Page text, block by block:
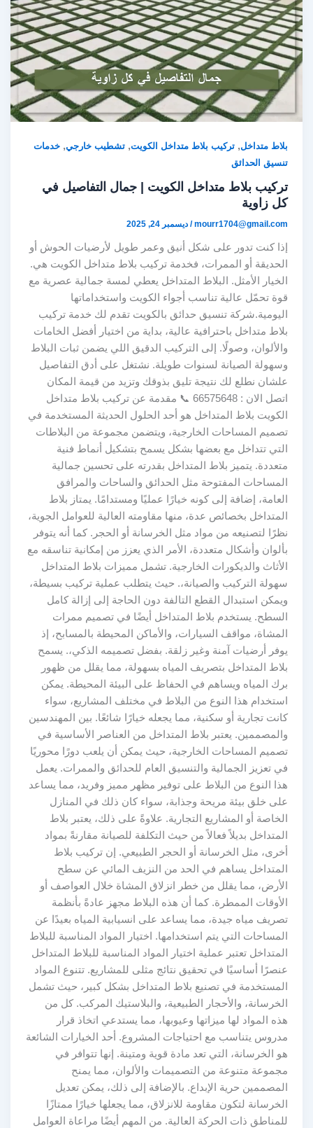
بلاط متداخل,تركيب بلاط متداخل الكويت,تشطيب خارجي,خدمات
تنسيق الحدائق
تركيب بلاط متداخل الكويت | جمال التفاصيل في
كل زاوية
mourr1704@gmail.com
/ديسمبر 24, 2025
إذا كنت تدور على شكل أنيق وعمر طويل لأرضيات الحوش أو
الحديقة أو الممرات، فخدمة تركيب بلاط متداخل الكويت هي.
الخيار الأمثل. البلاط المتداخل يعطي لمسة جمالية عصرية مع
قوة تحمّل عالية تناسب أجواء الكويت واستخداماتها
اليومية.شركة تنسيق حدائق بالكويت تقدم لك خدمة تركيب
بلاط متداخل باحترافية عالية، بداية من اختيار أفضل الخامات
والألوان، وصولًا. إلى التركيب الدقيق اللي يضمن ثبات البلاط
وسهولة الصيانة لسنوات طويلة. نشتغل على أدق التفاصيل
علشان نطلع لك نتيجة تليق بذوقك وتزيد من قيمة المكان
اتصل الان : 66575648 📞 مقدمة عن تركيب بلاط متداخل
الكويت بلاط المتداخل هو أحد الحلول الحديثة المستخدمة في
تصميم المساحات الخارجية، ويتضمن مجموعة من البلاطات
التي تتداخل مع بعضها بشكل يسمح بتشكيل أنماط فنية
متعددة. يتميز بلاط المتداخل بقدرته على تحسين جمالية
المساحات المفتوحة مثل الحدائق والساحات والمرافق
العامة، إضافة إلى كونه خيارًا عمليًا ومستدامًا. يمتاز بلاط
المتداخل بخصائص عدة، منها مقاومته العالية للعوامل الجوية،
نظرًا لتصنيعه من مواد مثل الخرسانة أو الحجر. كما أنه يتوفر
بألوان وأشكال متعددة، الأمر الذي يعزز من إمكانية تناسقه مع
الأثاث والديكورات الخارجية. تشمل مميزات بلاط المتداخل
سهولة التركيب والصيانة،. حيث يتطلب عملية تركيب بسيطة،
ويمكن استبدال القطع التالفة دون الحاجة إلى إزالة كامل
السطح. يستخدم بلاط المتداخل أيضًا في تصميم ممرات
المشاة، مواقف السيارات، والأماكن المحيطة بالمسابح، إذ
يوفر أرضيات آمنة وغير زلقة. بفضل تصميمه الذكي،. يسمح
بلاط المتداخل بتصريف المياه بسهولة، مما يقلل من ظهور
برك المياه ويساهم في الحفاظ على البيئة المحيطة. يمكن
استخدام هذا النوع من البلاط في مختلف المشاريع، سواء
كانت تجارية أو سكنية، مما يجعله خيارًا شائعًا. بين المهندسين
والمصممين. يعتبر بلاط المتداخل من العناصر الأساسية في
تصميم المساحات الخارجية، حيث يمكن أن يلعب دورًا محوريًا
في تعزيز الجمالية والتنسيق العام للحدائق والممرات. يعمل
هذا النوع من البلاط على توفير مظهر مميز وفريد، مما يساعد
على خلق بيئة مريحة وجذابة، سواء كان ذلك في المنازل
الخاصة أو المشاريع التجارية. علاوةً على ذلك، يعتبر بلاط
المتداخل بديلاً فعالاً من حيث التكلفة للصيانة مقارنةً بمواد
أخرى، مثل الخرسانة أو الحجر الطبيعي. إن تركيب بلاط
المتداخل يساهم في الحد من النزيف المائي عن سطح
الأرض، مما يقلل من خطر انزلاق المشاة خلال العواصف أو
الأوقات الممطرة. كما أن هذه البلاط مجهز عادةً بأنظمة
تصريف مياه جيدة، مما يساعد على انسيابية المياه بعيدًا عن
المساحات التي يتم استخدامها. اختيار المواد المناسبة للبلاط
المتداخل تعتبر عملية اختيار المواد المناسبة للبلاط المتداخل
عنصرًا أساسيًا في تحقيق نتائج مثلى للمشاريع. تتنوع المواد
المستخدمة في تصنيع بلاط المتداخل بشكل كبير، حيث تشمل
الخرسانة، والأحجار الطبيعية، والبلاستيك المركب. كل من
هذه المواد لها ميزاتها وعيوبها، مما يستدعي اتخاذ قرار
مدروس يتناسب مع احتياجات المشروع. أحد الخيارات الشائعة
هو الخرسانة، التي تعد مادة قوية ومتينة. إنها تتوافر في
مجموعة متنوعة من التصميمات والألوان، مما يمنح
المصممين حرية الإبداع. بالإضافة إلى ذلك، يمكن تعديل
الخرسانة لتكون مقاومة للانزلاق، مما يجعلها خيارًا ممتازًا
للمناطق ذات الحركة العالية. من المهم أيضًا مراعاة العوامل